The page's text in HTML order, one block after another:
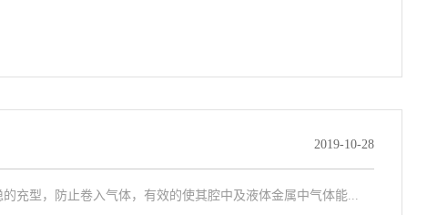
2019-10-28
充型，防止卷入气体，有效的使其腔中及液体金属中气体能...